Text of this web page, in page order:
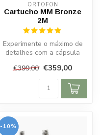
ORTOFON
Cartucho MM Bronze
2M
Experimente o máximo de
detalhes com a cápsula
Agulha de l...
€399,00 €359,00
-10%